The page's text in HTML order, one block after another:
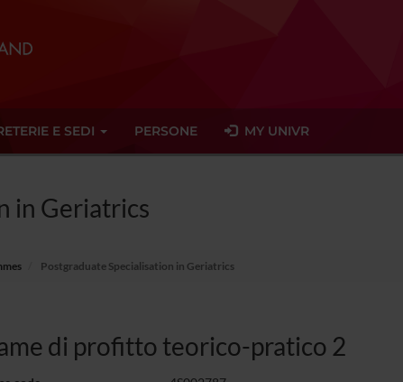
E SEDI PERSONE MY UNIVR
in Geriatrics
Postgraduate Specialisation in Geriatrics
di profitto teorico-pratico 2